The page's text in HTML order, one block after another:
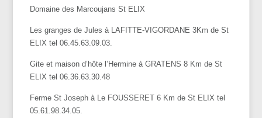
Domaine des Marcoujans St ELIX
Les granges de Jules à LAFITTE-VIGORDANE 3Km de St
ELIX tel 06.45.63.09.03.
Gite et maison d’hôte l’Hermine à GRATENS 8 Km de St
ELIX tel 06.36.63.30.48
Ferme St Joseph à Le FOUSSERET 6 Km de St ELIX tel
05.61.98.34.05.